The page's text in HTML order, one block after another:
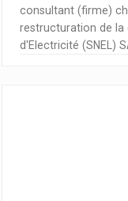
consultant (firme)
restructuration de la
d'Electricité (SNEL)